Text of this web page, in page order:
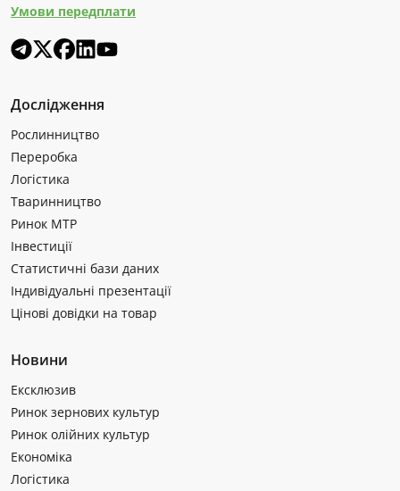
Умови передплати
Дослідження
Рослинництво
Переробка
Логістика
Тваринництво
Ринок МТР
Інвестиції
Статистичні бази даних
Індивідуальні презентації
Цінові довідки на товар
Новини
Ексклюзив
Ринок зернових культур
Ринок олійних культур
Економіка
Логістика